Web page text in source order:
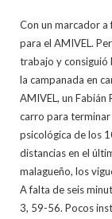
Con un marcador
para el AMIVEL.
trabajo y consiguió
la campanada en
AMIVEL, un
carro para
psicológica de los
distancias en el
malagueño, los
A falta de seis
3, 59-56. Pocos